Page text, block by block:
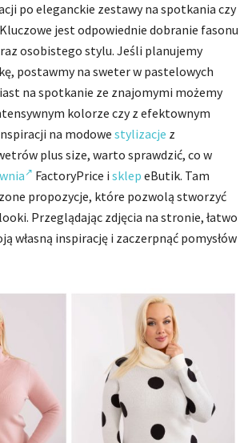
po eleganckie zestawy na spotkania czy
jest odpowiednie dobranie fasonu
osobistego stylu. Jeśli planujemy
postawmy na sweter w pastelowych
na spotkanie ze znajomymi możemy
kolorze czy z efektownym
na modowe stylizacje z
plus size, warto sprawdzić, co w
FactoryPrice i sklep eButik. Tam
propozycje, które pozwolą stworzyć
Przeglądając zdjęcia na stronie, łatwo
własną inspirację i zaczerpnąć pomysłów